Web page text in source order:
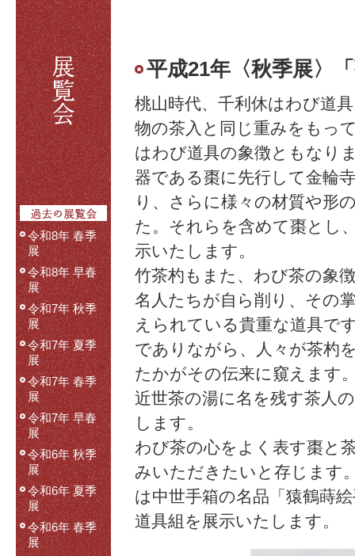
令和8年 春季
展
令和8年 早春
展
令和7年 秋季
展
令和7年 夏季
展
令和7年 春季
展
令和7年 早春
展
令和6年 秋季
展
令和6年 夏季
展
令和6年 春季
展
平成21年〈秋季展〉
桃山時代、千利休はわび道
物の茶入と同じ重みをもっ
はわび道具の象徴ともなり
器である棗に先行して金輪
り、さらに様々の材質や形
た。それらを含めて棗とし
示いたします。
竹茶杓もまた、わび茶の象
名人たちが自ら削り、その
えられている貴重な道具で
でありながら、人々が茶杓
たかがその伝来に窺えます
近世茶の湯に名を残す茶人
します。
わび茶の心をよく表す棗と
みいただきたいと存じます
は中世手箱の名品「猿鶴蒔
道具組を展示いたします。